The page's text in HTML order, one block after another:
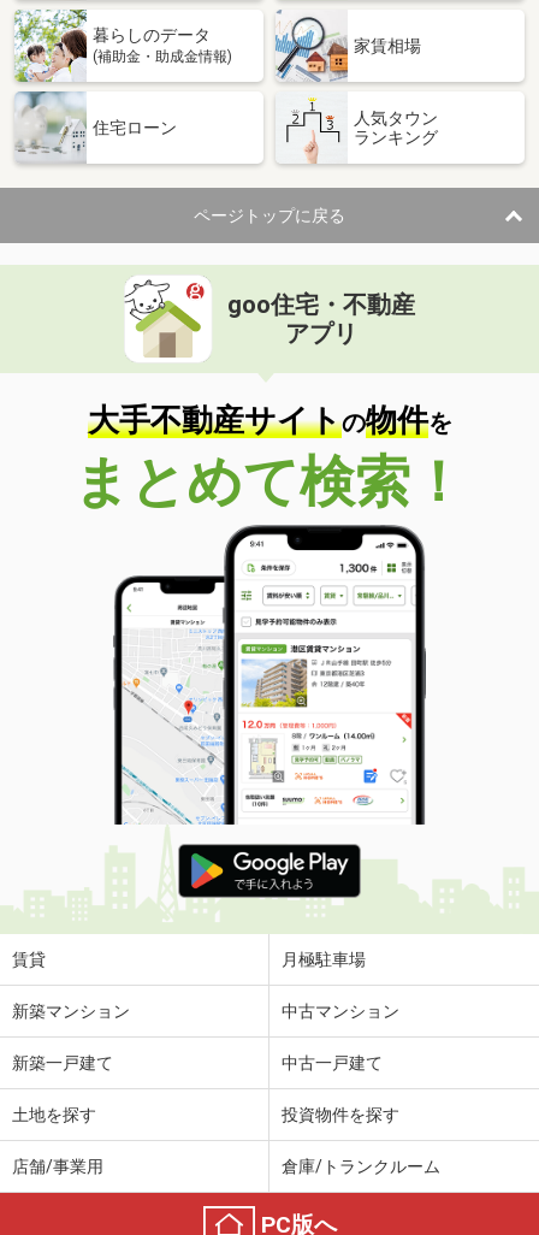
暮らしのデータ
(補助金・助成金情報)
家賃相場
住宅ローン
人気タウン
ランキング
ページトップに戻る
goo住宅・不動産
アプリ
大手不動産サイトの物件を
まとめて検索！
賃貸 月極駐車場
新築マンション 中古マンション
新築一戸建て 中古一戸建て
土地を探す 投資物件を探す
店舗/事業用 倉庫/トランクルーム
PC版へ